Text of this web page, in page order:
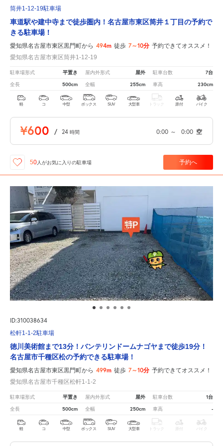
筒井1-12-19駐車場
車道駅や建中寺まで徒歩圏内！名古屋市東区筒井１丁目の予約で
きる駐車場！
愛知県名古屋市東区黒門町から 494m 徒歩 7～10分 予約できてオススメ！
愛知県名古屋市東区筒井1-12-19
駐車場形式 平置き 屋内外形式 屋外 駐車台数 7台
全長 500cm 全幅 255cm 車高 230cm
軽 コ 中型 ボックス SUV 大型車 トラック 原付 バイク
¥600 / 24 時間 0:00 ～ 0:00 空
50 人がお気に入りの駐車場 予約へ
ID:310038634
松軒1-1-2駐車場
徳川美術館まで13分！バンテリンドームナゴヤまで徒歩19分！
名古屋市千種区松の予約できる駐車場！
愛知県名古屋市東区黒門町から 499m 徒歩 7～10分 予約できてオススメ！
愛知県名古屋市千種区松軒1-1-2
駐車場形式 平置き 屋内外形式 屋外 駐車台数 1台
全長 500cm 全幅 250cm 車高 -
軽 コ 中型 ボックス SUV 大型車 トラック 原付 バイク